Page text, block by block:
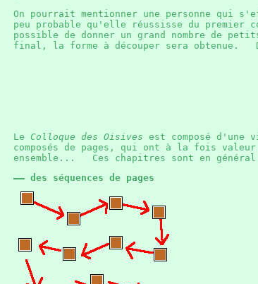
On pourrait mentionner une personne qui
peu probable qu'elle réussisse du
possible de donner un grand nombre de
final, la forme à découper sera obtenue.
Le Colloque des Oisives est composé
composés de pages, qui ont à la fois
ensemble... Ces chapitres sont en
—— des séquences de pages